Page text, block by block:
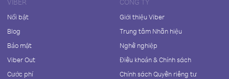
VIBER
Nổi bật
Blog
Bảo mật
Viber Out
Cước phí
CÔNG TY
Giới thiệu Viber
Trung tâm Nhãn hiệu
Nghề nghiệp
Điều khoản & Chính sách
Chính sách Quyền riêng tư